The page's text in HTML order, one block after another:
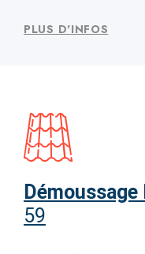
PLUS D'INFOS
Démoussage
59